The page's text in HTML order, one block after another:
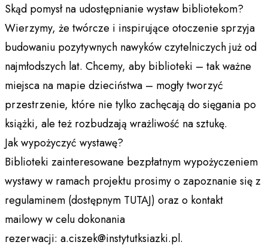
Skąd pomysł na udostępnianie wystaw bibliotekom?
Wierzymy, że twórcze i inspirujące otoczenie sprzyja
budowaniu pozytywnych nawyków czytelniczych już od
najmłodszych lat. Chcemy, aby biblioteki – tak ważne
miejsca na mapie dzieciństwa – mogły tworzyć
przestrzenie, które nie tylko zachęcają do sięgania po
książki, ale też rozbudzają wrażliwość na sztukę.
Jak wypożyczyć wystawę?
Biblioteki zainteresowane bezpłatnym wypożyczeniem
wystawy w ramach projektu prosimy o zapoznanie się z
regulaminem (dostępnym TUTAJ) oraz o kontakt
mailowy w celu dokonania
rezerwacji: a.ciszek@instytutksiazki.pl.